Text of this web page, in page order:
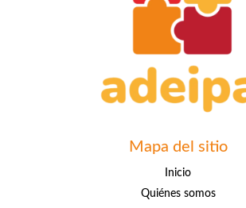
Mapa del sitio
Inicio
Quiénes somos